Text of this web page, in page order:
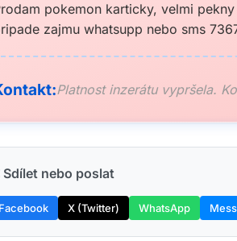
pokemon karticky, velmi
zajmu whatsupp nebo sms
Platnost inzerátu vypršela.
Sdílet nebo poslat
Facebook X (Twitter) WhatsApp